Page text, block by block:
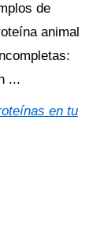
de
animal
...
en tu